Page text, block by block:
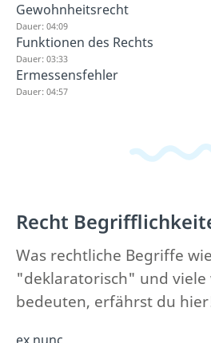
Gewohnheitsrecht
Dauer: 04:09
Funktionen des Rechts
Dauer: 03:33
Ermessensfehler
Dauer: 04:57
Recht
Was rechtliche Begriffe
"deklaratorisch" und viele
bedeuten, erfährst du
ex nunc